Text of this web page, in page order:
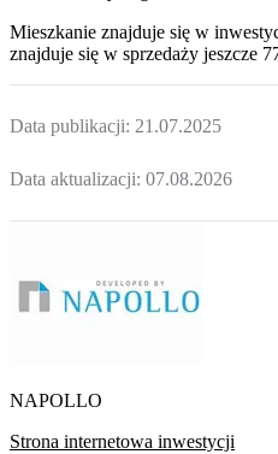
Mieszkanie znajduje się w
znajduje się w sprzedaży jeszcze
Data publikacji: 21.07.2025
Data aktualizacji: 07.08.2026
NAPOLLO
Strona internetowa inwestycji